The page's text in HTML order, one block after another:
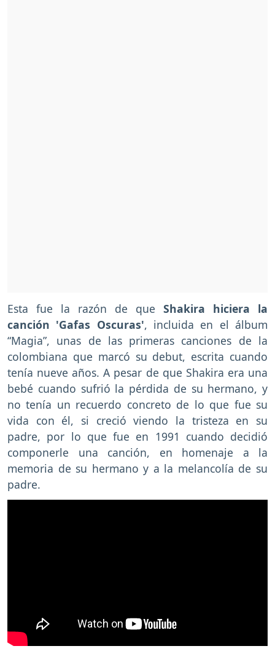
Esta fue la razón de que Shakira hiciera la
canción 'Gafas Oscuras', incluida en el álbum
“Magia”, unas de las primeras canciones de la
colombiana que marcó su debut, escrita cuando
tenía nueve años. A pesar de que Shakira era una
bebé cuando sufrió la pérdida de su hermano, y
no tenía un recuerdo concreto de lo que fue su
vida con él, si creció viendo la tristeza en su
padre, por lo que fue en 1991 cuando decidió
componerle una canción, en homenaje a la
memoria de su hermano y a la melancolía de su
padre.